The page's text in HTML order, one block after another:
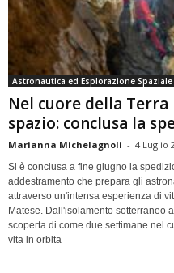
Astronautica ed Esplorazione Spaziale
Nel cuore della
spazio: conclusa la
Marianna Michelagnoli - 4 Luglio
Si è conclusa a fine giugno la
addestramento che prepara gli
attraverso un'intensa esperienza di
Matese. Dall'isolamento sotterraneo
scoperta di come due settimane nel
vita in orbita